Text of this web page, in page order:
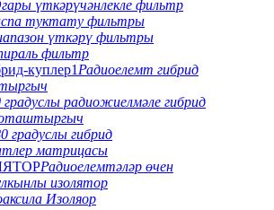
үткәрүчәнлекле фильтр
туктату фильтры
үткәрү фильтры
фильтр
Радиоелемт гибрид
градуслы радиожиелмәле гибрид
градуслы гибрид
матрицасы
Радиоелемтәләр өчен
изолятор
Изоляор